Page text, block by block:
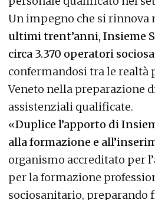
Un impegno che si rinnova
ultimi trent’anni, Insieme
circa 3.370 operatori
confermandosi tra le realtà
Veneto nella preparazione
assistenziali qualificate.
«Duplice l’apporto di
alla formazione e
organismo accreditato per
per la formazione
sociosanitario, preparando